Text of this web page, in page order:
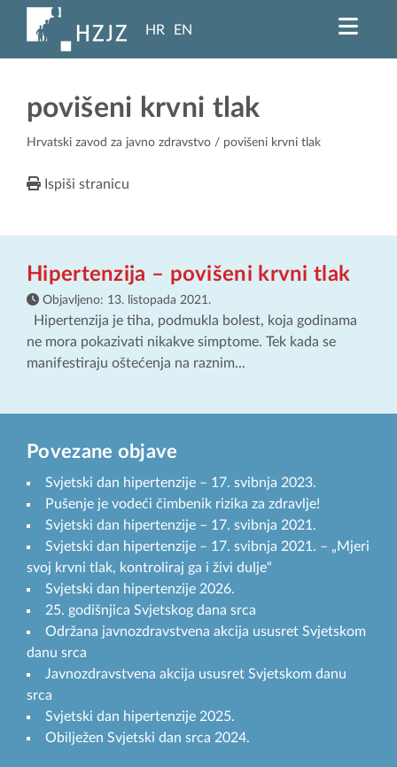
HR EN
povišeni krvni tlak
Hrvatski zavod za javno zdravstvo / povišeni krvni tlak
Ispiši stranicu
Hipertenzija – povišeni krvni tlak
Objavljeno: 13. listopada 2021.
Hipertenzija je tiha, podmukla bolest, koja godinama
ne mora pokazivati nikakve simptome. Tek kada se
manifestiraju oštećenja na raznim...
Povezane objave
Svjetski dan hipertenzije – 17. svibnja 2023.
Pušenje je vodeći čimbenik rizika za zdravlje!
Svjetski dan hipertenzije – 17. svibnja 2021.
Svjetski dan hipertenzije – 17. svibnja 2021. – „Mjeri
svoj krvni tlak, kontroliraj ga i živi dulje“
Svjetski dan hipertenzije 2026.
25. godišnjica Svjetskog dana srca
Održana javnozdravstvena akcija ususret Svjetskom
danu srca
Javnozdravstvena akcija ususret Svjetskom danu
srca
Svjetski dan hipertenzije 2025.
Obilježen Svjetski dan srca 2024.